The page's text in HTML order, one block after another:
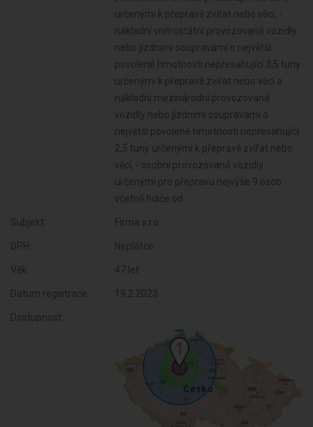
Subjekt: Firma s.r.o.
DPH: Neplátce
Věk: 47 let
Datum registrace: 19.2.2023
Dostupnost: